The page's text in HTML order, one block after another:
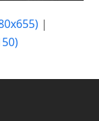
|